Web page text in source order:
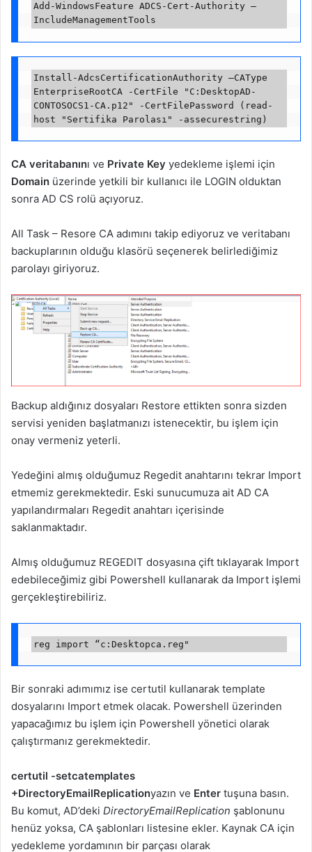
Add-WindowsFeature ADCS-Cert-Authority –
Install-AdcsCertificationAuthority –CAType
EnterpriseRootCA -CertFile "C:DesktopAD-
CONTOSOCS1-CA.p12" -CertFilePassword (read-
CA veritabanını ve Private Key yedekleme işlemi için
Domain üzerinde yetkili bir kullanıcı ile LOGIN olduktan
sonra AD CS rolü açıyoruz.
All Task – Resore CA adımını takip ediyoruz ve veritabanı
backuplarının olduğu klasörü seçenerek belirlediğimiz
parolayı giriyoruz.
Backup aldığınız dosyaları Restore ettikten sonra sizden
servisi yeniden başlatmanızı istenecektir, bu işlem için
onay vermeniz yeterli.
Yedeğini almış olduğumuz Regedit anahtarını tekrar Import
etmemiz gerekmektedir. Eski sunucumuza ait AD CA
yapılandırmaları Regedit anahtarı içerisinde
saklanmaktadır.
Almış olduğumuz REGEDIT dosyasına çift tıklayarak Import
edebileceğimiz gibi Powershell kullanarak da Import işlemi
gerçekleştirebiliriz.
Bir sonraki adımımız ise certutil kullanarak template
dosyalarını Import etmek olacak. Powershell üzerinden
yapacağımız bu işlem için Powershell yönetici olarak
çalıştırmanız gerekmektedir.
certutil -setcatemplates
+DirectoryEmailReplicationyazın ve Enter tuşuna basın.
Bu komut, AD’deki DirectoryEmailReplication şablonunu
henüz yoksa, CA şablonları listesine ekler. Kaynak CA için
yedekleme yordamının bir parçası olarak